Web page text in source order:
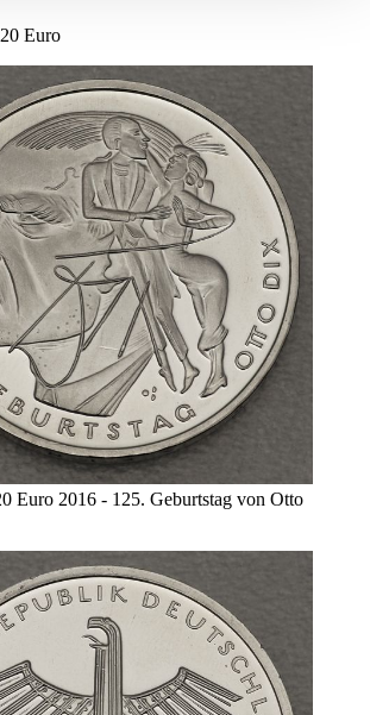
Euro
Euro 2016 - 125. Geburtstag von Otto